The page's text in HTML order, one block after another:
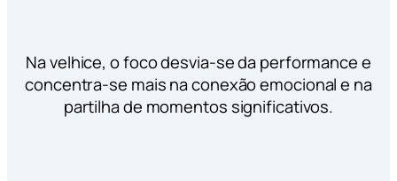
Na velhice, o foco desvia-se da performance e
concentra-se mais na conexão emocional e na
partilha de momentos significativos.